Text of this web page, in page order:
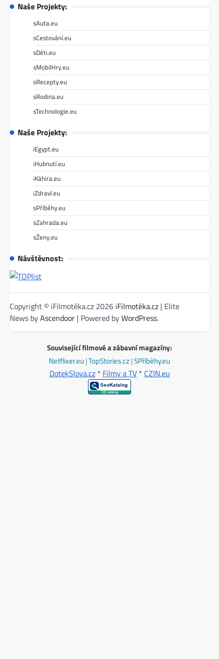
Naše Projekty:
sAuta.eu
sCestování.eu
sDěti.eu
sMobilHry.eu
sRecepty.eu
sRodina.eu
sTechnologie.eu
Naše Projekty:
iEgypt.eu
iHubnutí.eu
iKáhira.eu
iZdraví.eu
sPříběhy.eu
sZahrada.eu
sŽeny.eu
Návštěvnost:
Copyright © iFilmotéka.cz 2026 iFilmotéka.cz | Elite
News byAscendoor | Powered byWordPress.
Související filmové a zábavní magazíny:
Netflixer.eu |TopStories.cz|SPříběhy.eu
DotekSlova.cz* Filmy a TV* CZIN.eu